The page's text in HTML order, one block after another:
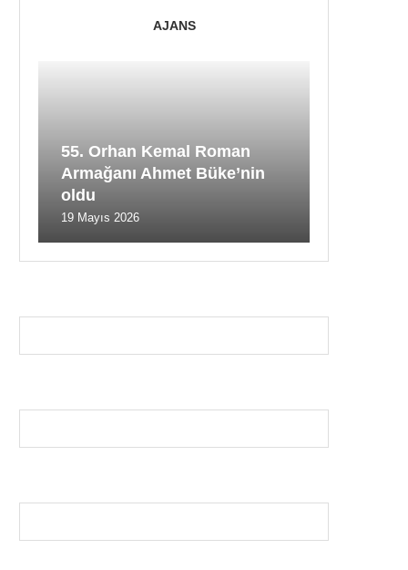
AJANS
55. Orhan Kemal Roman
Armağanı Ahmet Büke’nin
oldu
19 Mayıs 2026